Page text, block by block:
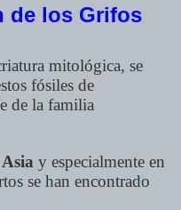
de los Grifos
mitológica, se
fósiles de
de la familia
Asia y especialmente en
se han encontrado